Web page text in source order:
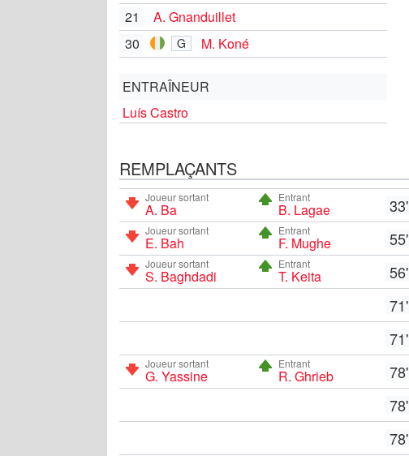
21
A. Gnanduillet
30
G M. Koné
ENTRAÎNEUR
Luís Castro
REMPLAÇANTS
Joueur sortant
A. Ba
Entrant
B. Lagae 33'
Joueur sortant
E. Bah
Entrant
F. Mughe 55'
Joueur sortant
S. Baghdadi
Entrant
T. Keita
56'
71'
71'
Joueur sortant
G. Yassine
Entrant
R. Ghrieb
78'
78'
78'